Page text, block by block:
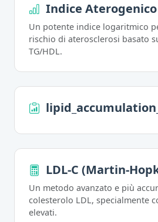
Indice Aterogenico
Un potente indice logaritmico
rischio di aterosclerosi basato
TG/HDL.
LDL-C (Martin-
Un metodo avanzato e più
colesterolo LDL, specialmente
elevati.